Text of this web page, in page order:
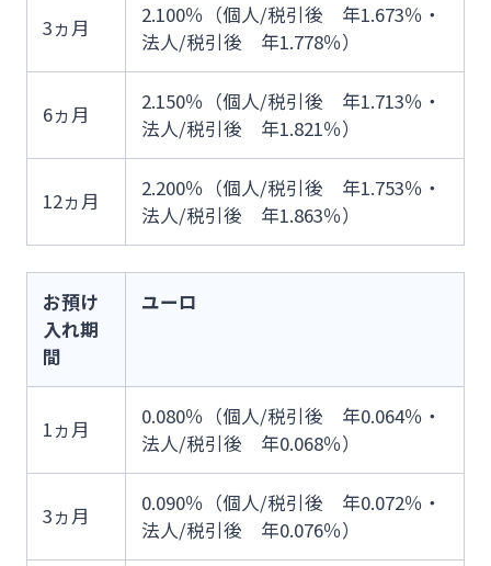
3ヵ月
2.100％（個人/税引後 年1.673％・
法人/税引後 年1.778％）
6ヵ月
2.150％（個人/税引後 年1.713％・
法人/税引後 年1.821％）
12ヵ月
2.200％（個人/税引後 年1.753％・
法人/税引後 年1.863％）
お預け
入れ期
間
ユーロ
1ヵ月
0.080％（個人/税引後 年0.064％・
法人/税引後 年0.068％）
3ヵ月
0.090％（個人/税引後 年0.072％・
法人/税引後 年0.076％）